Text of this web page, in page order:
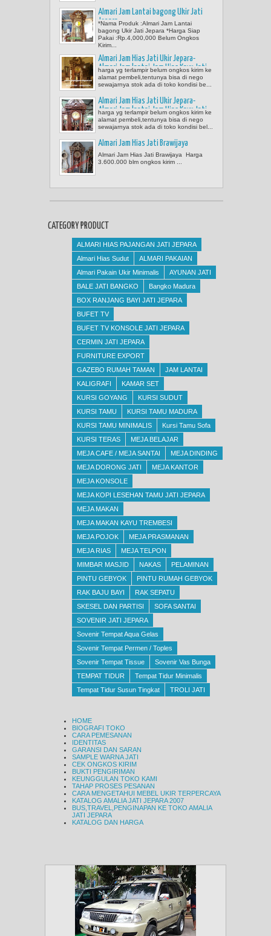
Almari Jam Lantai bagong Ukir Jati
Jepara
*Nama Produk :Almari Jam Lantai
bagong Ukir Jati Jepara *Harga Siap
Pakai :Rp.4,000,000 Belum Ongkos
Kirim...
Almari Jam Hias Jati Ukir Jepara-
Almari Jam lantai-Jam Hias Kayu Jati
(Brawijaya kode:AJ-20)
harga yg terlampir belum ongkos kirim ke
alamat pembeli,tentunya bisa di nego
sewajarnya stok ada di toko kondisi be...
Almari Jam Hias Jati Ukir Jepara-
Almari Jam lantai-Jam Hias Kayu Jati
Brawijaya Kode AJ-20
harga yg terlampir belum ongkos kirim ke
alamat pembeli,tentunya bisa di nego
sewajarnya stok ada di toko kondisi bel...
Almari Jam Hias Jati Brawijaya
Almari Jam Hias Jati Brawijaya Harga
3.600.000 blm ongkos kirim ...
CATEGORY PRODUCT
ALMARI HIAS PAJANGAN JATI JEPARA
Almari Hias Sudut
ALMARI PAKAIAN
Almari Pakain Ukir Minimalis
AYUNAN JATI
BALE JATI BANGKO
Bangko Madura
BOX RANJANG BAYI JATI JEPARA
BUFET TV
BUFET TV KONSOLE JATI JEPARA
CERMIN JATI JEPARA
FURNITURE EXPORT
GAZEBO RUMAH TAMAN
JAM LANTAI
KALIGRAFI
KAMAR SET
KURSI GOYANG
KURSI SUDUT
KURSI TAMU
KURSI TAMU MADURA
KURSI TAMU MINIMALIS
Kursi Tamu Sofa
KURSI TERAS
MEJA BELAJAR
MEJA CAFE / MEJA SANTAI
MEJA DINDING
MEJA DORONG JATI
MEJA KANTOR
MEJA KONSOLE
MEJA KOPI LESEHAN TAMU JATI JEPARA
MEJA MAKAN
MEJA MAKAN KAYU TREMBESI
MEJA POJOK
MEJA PRASMANAN
MEJA RIAS
MEJA TELPON
MIMBAR MASJID
NAKAS
PELAMINAN
PINTU GEBYOK
PINTU RUMAH GEBYOK
RAK BAJU BAYI
RAK SEPATU
SKESEL DAN PARTISI
SOFA SANTAI
SOVENIR JATI JEPARA
Sovenir Tempat Aqua Gelas
Sovenir Tempat Permen / Toples
Sovenir Tempat Tissue
Sovenir Vas Bunga
TEMPAT TIDUR
Tempat Tidur Minimalis
Tempat Tidur Susun Tingkat
TROLI JATI
HOME
BIOGRAFI TOKO
CARA PEMESANAN
IDENTITAS
GARANSI DAN SARAN
SAMPLE WARNA JATI
CEK ONGKOS KIRIM
BUKTI PENGIRIMAN
KEUNGGULAN TOKO KAMI
TAHAP PROSES PESANAN
CARA MENGETAHUI MEBEL UKIR TERPERCAYA
KATALOG AMALIA JATI JEPARA 2007
BUS,TRAVEL,PENGINAPAN KE TOKO AMALIA
JATI JEPARA
KATALOG DAN HARGA